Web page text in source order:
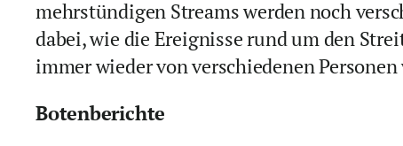
mehrstündigen Streams werden noch
dabei, wie die Ereignisse rund um den
immer wieder von verschiedenen
Botenberichte